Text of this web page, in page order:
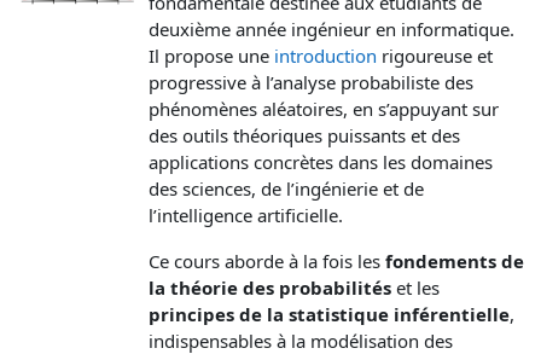
deuxième année ingénieur en informatique.
Il propose une introduction rigoureuse et
progressive à l’analyse probabiliste des
phénomènes aléatoires, en s’appuyant sur
des outils théoriques puissants et des
applications concrètes dans les domaines
des sciences, de l’ingénierie et de
l’intelligence artificielle.
Ce cours aborde à la fois les fondements de
la théorie des probabilités et les
principes de la statistique inférentielle,
indispensables à la modélisation des